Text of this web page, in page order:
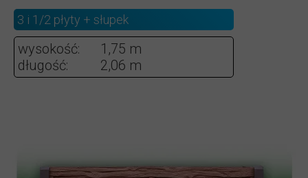
3 i 1/2 płyty + słupek
wysokość:
1,75 m
długość:
2,06 m